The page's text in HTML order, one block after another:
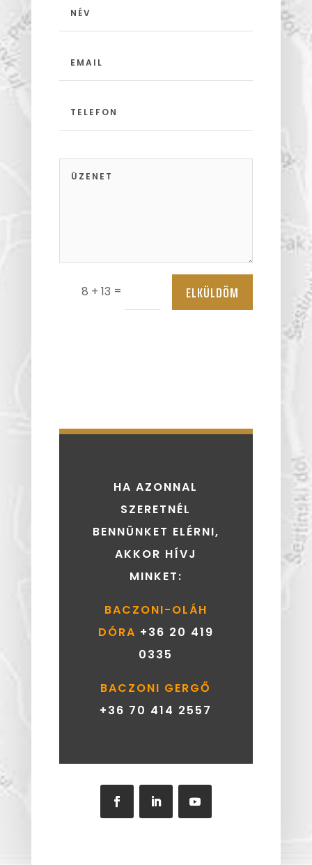
8 + 13 = ELKÜLDÖM
HA AZONNAL
SZERETNÉL
BENNÜNKET ELÉRNI,
AKKOR HÍVJ
MINKET:
BACZONI-OLÁH
DÓRA +36 20 419
0335
BACZONI GERGŐ
+36 70 414 2557